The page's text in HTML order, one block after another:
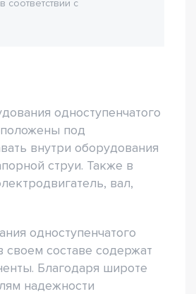
соответствии с
одноступенчатого
под
внутри оборудования
струи. Также в
вал,
одноступенчатого
своем составе содержат
Благодаря широте
надежности